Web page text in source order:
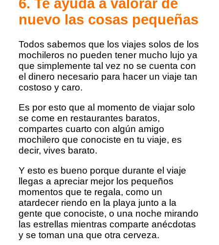
6. Te ayuda a valorar de
nuevo las cosas pequeñas
Todos sabemos que los viajes solos de los
mochileros no pueden tener mucho lujo ya
que simplemente tal vez no se cuenta con
el dinero necesario para hacer un viaje tan
costoso y caro.
Es por esto que al momento de viajar solo
se come en restaurantes baratos,
compartes cuarto con algún amigo
mochilero que conociste en tu viaje, es
decir, vives barato.
Y esto es bueno porque durante el viaje
llegas a apreciar mejor los pequeños
momentos que te regala, como un
atardecer riendo en la playa junto a la
gente que conociste, o una noche mirando
las estrellas mientras comparte anécdotas
y se toman una que otra cerveza.